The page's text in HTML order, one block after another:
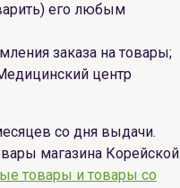
его любым
заказа на товары;
центр
со дня выдачи.
магазина Корейской
товары и товары со